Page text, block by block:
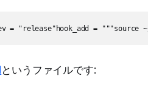
= "release"hook_add = """source
というファイルです: